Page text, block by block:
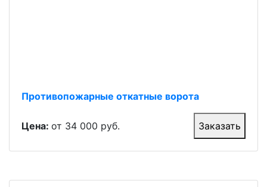
Противопожарные откатные ворота
Цена: от 34 000 руб. Заказать